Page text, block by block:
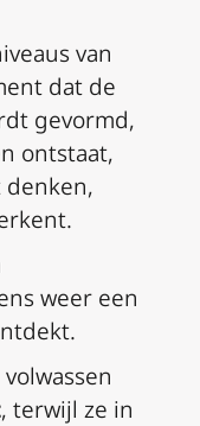
van
dat de
gevormd,
ontstaat,
weer een
, terwijl ze in